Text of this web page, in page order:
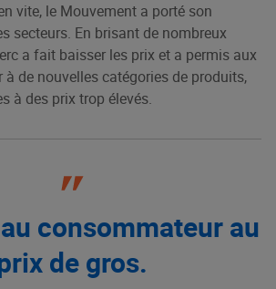
vite, le Mouvement a porté son
secteurs. En brisant de nombreux
a fait baisser les prix et a permis aux
à de nouvelles catégories de produits,
à des prix trop élevés.
consommateur au
de gros.